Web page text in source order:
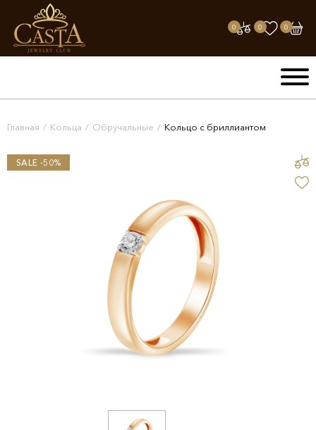
0 0 0
Главная / Кольца / Обручальные / Кольцо с бриллиантом
SALE -50%